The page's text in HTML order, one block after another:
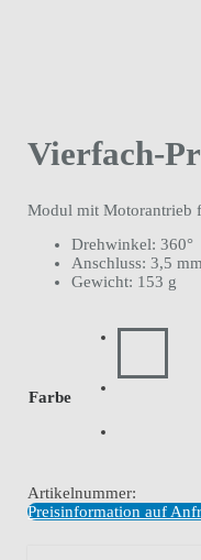
Vierfach-
Modul mit Motorantrieb
Drehwinkel: 360°
Anschluss: 3,5
Gewicht: 153 g
Farbe
Artikelnummer:
Preisinformation auf